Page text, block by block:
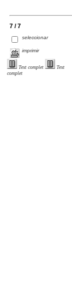
7 / 7
seleccionar
imprimir
Text complet
Text
complet